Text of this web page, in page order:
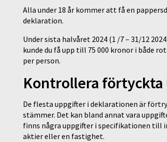
Alla under 18 år kommer att få en
deklaration.
Under sista halvåret 2024 (1 /7 – 31/12
kunde du få upp till 75 000 kronor i både
per person.
Kontrollera
De flesta uppgifter i deklarationen är
stämmer. Det kan bland annat vara
finns några uppgifter i specifikationen till
aktier eller en fastighet.